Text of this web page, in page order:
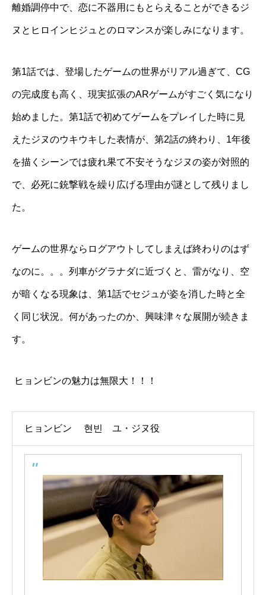
離婚調停中で、恋に不器用にもとらえることができるジ
ヌとヒロインヒジュとのロマンスが楽しみになります。
第1話では、登場したゲームの世界がリアル過ぎて、 CG
の完成度も高く、現実拡張のARゲームがすごく気になり
始めました。第1話で初めてゲームをプレイした時に見
えたジヌのウキウキした表情が、第2話の終わり、 1年後
を描くシーンでは疲れ果て不安そうなジヌの姿が対照的
で、必死に銃撃戦を繰り広げる理由が謎として残りまし
た。
ゲームの世界ならログアウトしてしまえば終わりのはず
なのに。。。列車がグラナダに近づくと、雷がなり、空
が暗くなる現象は、第1話でセジュが姿を消した時と全
く同じ状況。何があったのか、興味津々な展開が続きま
す。
ヒョンビンの魅力は無限大！！！
ヒョンビン 현빈 ユ・ジヌ役